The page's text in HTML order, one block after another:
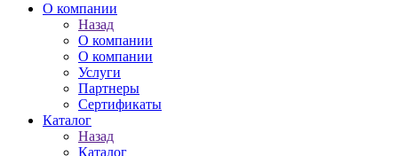
О компании
Назад
О компании
О компании
Услуги
Партнеры
Сертификаты
Каталог
Назад
Каталог